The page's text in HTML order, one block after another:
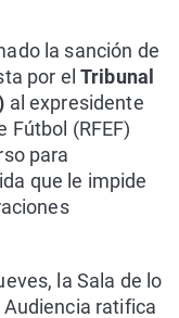
la sanción de
por elTribunal
al expresidente
Fútbol (RFEF)
para
que le impide
la Sala de lo
ratifica